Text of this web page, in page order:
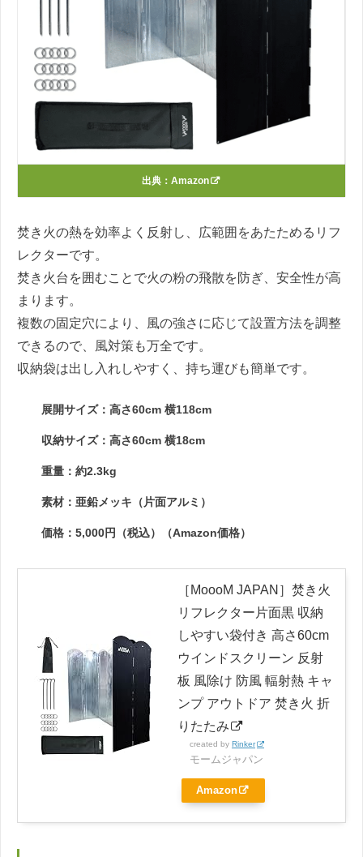
出典： Amazon
焚き火の熱を効率よく反射し、広範囲をあたためるリフ
レクターです。
焚き火台を囲むことで火の粉の飛散を防ぎ、安全性が高
まります。
複数の固定穴により、風の強さに応じて設置方法を調整
できるので、風対策も万全です。
収納袋は出し入れしやすく、持ち運びも簡単です。
展開サイズ：高さ60cm 横118cm
収納サイズ：高さ60cm 横18cm
重量：約2.3kg
素材：亜鉛メッキ（片面アルミ）
価格：5,000円（税込）（Amazon価格）
［MoooM JAPAN］焚き火
リフレクター片面黒 収納
しやすい袋付き 高さ60cm
ウインドスクリーン 反射
板 風除け 防風 輻射熱 キャ
ンプ アウトドア 焚き火 折
りたたみ
created by Rinker
モームジャパン
Amazon